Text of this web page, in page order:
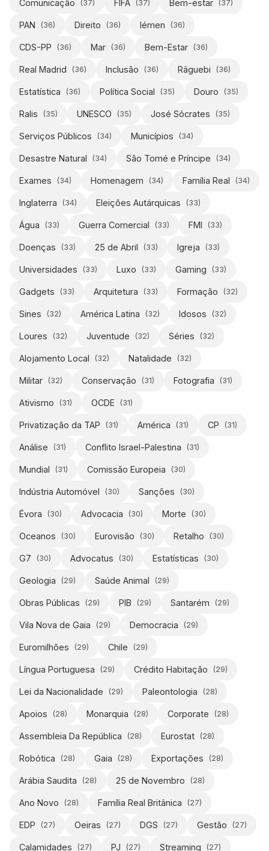
Comunicação (37) FIFA (37) Bem-estar (37)
PAN (36) Direito (36) Iémen (36)
CDS-PP (36) Mar (36) Bem-Estar (36)
Real Madrid (36) Inclusão (36) Râguebi (36)
Estatística (36) Política Social (35) Douro (35)
Ralis (35) UNESCO (35) José Sócrates (35)
Serviços Públicos (34) Municípios (34)
Desastre Natural (34) São Tomé e Príncipe (34)
Exames (34) Homenagem (34) Família Real (34)
Inglaterra (34) Eleições Autárquicas (33)
Água (33) Guerra Comercial (33) FMI (33)
Doenças (33) 25 de Abril (33) Igreja (33)
Universidades (33) Luxo (33) Gaming (33)
Gadgets (33) Arquitetura (33) Formação (32)
Sines (32) América Latina (32) Idosos (32)
Loures (32) Juventude (32) Séries (32)
Alojamento Local (32) Natalidade (32)
Militar (32) Conservação (31) Fotografia (31)
Ativismo (31) OCDE (31)
Privatização da TAP (31) América (31) CP (31)
Análise (31) Conflito Israel-Palestina (31)
Mundial (31) Comissão Europeia (30)
Indústria Automóvel (30) Sanções (30)
Évora (30) Advocacia (30) Morte (30)
Oceanos (30) Eurovisão (30) Retalho (30)
G7 (30) Advocatus (30) Estatísticas (30)
Geologia (29) Saúde Animal (29)
Obras Públicas (29) PIB (29) Santarém (29)
Vila Nova de Gaia (29) Democracia (29)
Euromilhões (29) Chile (29)
Língua Portuguesa (29) Crédito Habitação (29)
Lei da Nacionalidade (29) Paleontologia (28)
Apoios (28) Monarquia (28) Corporate (28)
Assembleia Da República (28) Eurostat (28)
Robótica (28) Gaia (28) Exportações (28)
Arábia Saudita (28) 25 de Novembro (28)
Ano Novo (28) Família Real Britânica (27)
EDP (27) Oeiras (27) DGS (27) Gestão (27)
Calamidades (27) PJ (27) Streaming (27)